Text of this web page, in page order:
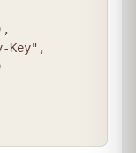
,
Key" ,